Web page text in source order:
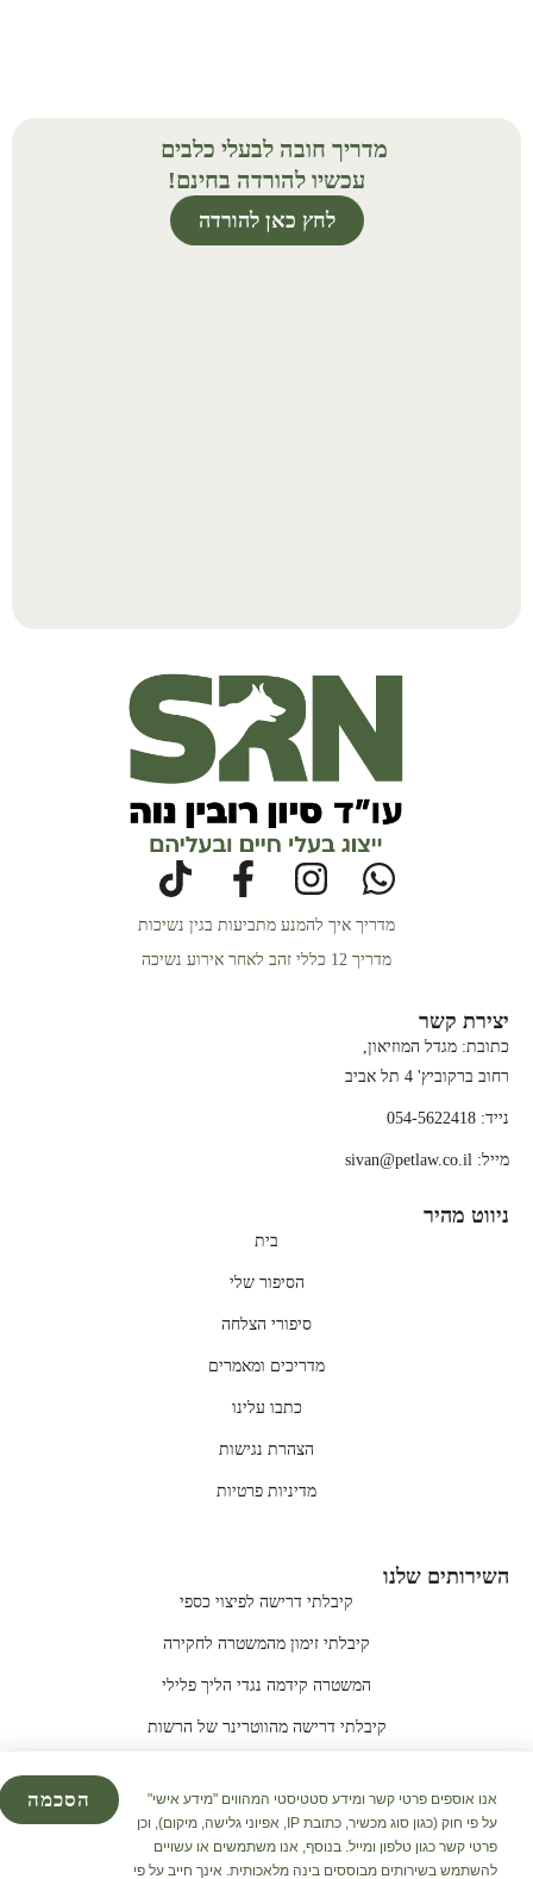
מדריך חובה לבעלי כלבים
עכשיו להורדה בחינם!
לחץ כאן להורדה
מדריך איך להמנע מתביעות בגין נשיכות
מדריך 12 כללי זהב לאחר אירוע נשיכה
יצירת קשר
כתובת: מגדל המוזיאון,
רחוב ברקוביץ' 4 תל אביב
נייד: 054-5622418
מייל: sivan@petlaw.co.il
ניווט מהיר
בית
הסיפור שלי
סיפורי הצלחה
מדריכים ומאמרים
כתבו עלינו
הצהרת נגישות
מדיניות פרטיות
השירותים שלנו
קיבלתי דרישה לפיצוי כספי
קיבלתי זימון מהמשטרה לחקירה
המשטרה קידמה נגדי הליך פלילי
קיבלתי דרישה מהווטרינר של הרשות
הכלב או החתול שלכם הותקפו ע"י כלב אחר
אנו אוספים פרטי קשר ומידע סטטיסטי המהווים "מידע אישי"
על פי חוק (כגון סוג מכשיר, כתובת IP, אפיוני גלישה, מיקום), וכן
פרטי קשר כגון טלפון ומייל. בנוסף, אנו משתמשים או עשויים
להשתמש בשירותים מבוססים בינה מלאכותית. אינך חייב על פי
הסכמה